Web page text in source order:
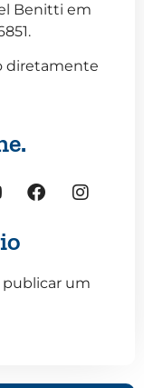
Benitti em
diretamente
publicar um